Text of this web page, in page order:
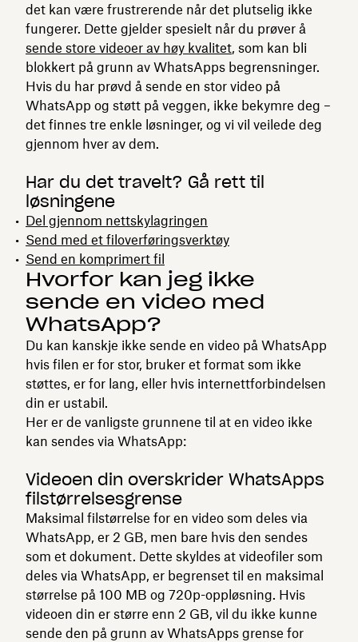
det kan være frustrerende når det plutselig ikke
fungerer. Dette gjelder spesielt når du prøver å
sende store videoer av høy kvalitet, som kan bli
blokkert på grunn av WhatsApps begrensninger.
Hvis du har prøvd å sende en stor video på
WhatsApp og støtt på veggen, ikke bekymre deg –
det finnes tre enkle løsninger, og vi vil veilede deg
gjennom hver av dem.
Har du det travelt? Gå rett til
løsningene
Del gjennom nettskylagringen
Send med et filoverføringsverktøy
Send en komprimert fil
Hvorfor kan jeg ikke
sende en video med
WhatsApp?
Du kan kanskje ikke sende en video på WhatsApp
hvis filen er for stor, bruker et format som ikke
støttes, er for lang, eller hvis internettforbindelsen
din er ustabil.
Her er de vanligste grunnene til at en video ikke
kan sendes via WhatsApp:
Videoen din overskrider WhatsApps
filstørrelsesgrense
Maksimal filstørrelse for en video som deles via
WhatsApp, er 2 GB, men bare hvis den sendes
som et dokument. Dette skyldes at videofiler som
deles via WhatsApp, er begrenset til en maksimal
størrelse på 100 MB og 720p-oppløsning. Hvis
videoen din er større enn 2 GB, vil du ikke kunne
sende den på grunn av WhatsApps grense for